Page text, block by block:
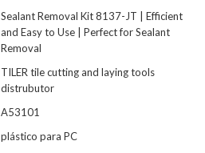
Sealant Removal Kit 8137-JT | Efficient
and Easy to Use | Perfect for Sealant
Removal
TILER tile cutting and laying tools
distrubutor
A53101
plástico para PC